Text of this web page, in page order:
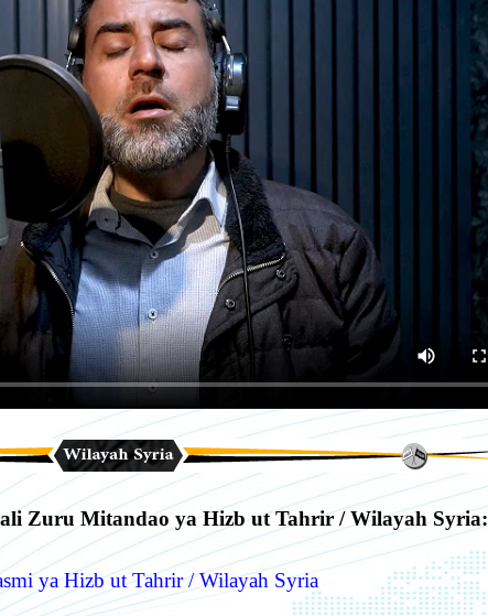
Zuru Mitandao ya Hizb ut Tahrir / Wilayah Syria:
ya Hizb ut Tahrir / Wilayah Syria